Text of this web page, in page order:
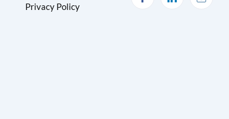
Privacy Policy